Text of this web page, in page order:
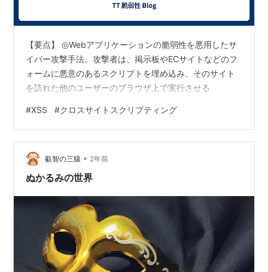
【要点】 ◎Webアプリケーションの脆弱性を悪用したサ
イバー攻撃手法。攻撃者は、掲示板やECサイトなどのフ
ォームに悪意のあるスクリプトを埋め込み、そのサイト
を訪れた他のユーザーのブラウザ上で実行させる
#XSS #クロスサイトスクリプティング
叡智の三猿 • 2年前
ぬかるみの世界